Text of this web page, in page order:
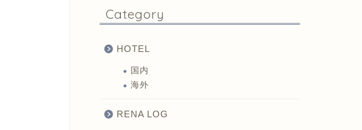
Category
HOTEL
国内
海外
RENA LOG